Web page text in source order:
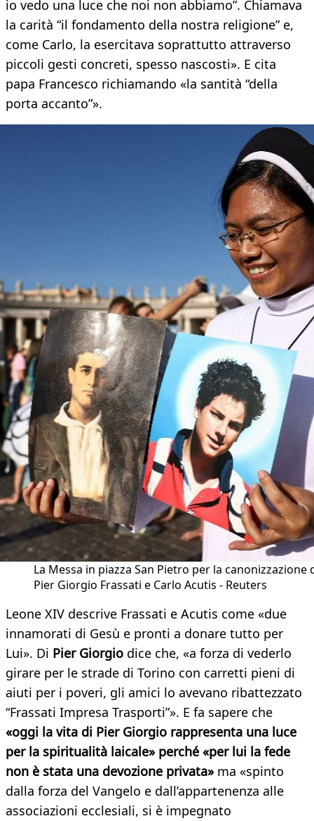
io vedo una luce che noi non abbiamo”. Chiamava
la carità “il fondamento della nostra religione” e,
come Carlo, la esercitava soprattutto attraverso
piccoli gesti concreti, spesso nascosti». E cita
papa Francesco richiamando «la santità “della
porta accanto”».
La Messa in piazza San Pietro per la canonizzazione
Pier Giorgio Frassati e Carlo Acutis - Reuters
Leone XIV descrive Frassati e Acutis come «due
innamorati di Gesù e pronti a donare tutto per
Lui». Di Pier Giorgio dice che, «a forza di vederlo
girare per le strade di Torino con carretti pieni di
aiuti per i poveri, gli amici lo avevano ribattezzato
“Frassati Impresa Trasporti”». E fa sapere che
«oggi la vita di Pier Giorgio rappresenta una luce
per la spiritualità laicale» perché «per lui la fede
non è stata una devozione privata» ma «spinto
dalla forza del Vangelo e dall’appartenenza alle
associazioni ecclesiali, si è impegnato